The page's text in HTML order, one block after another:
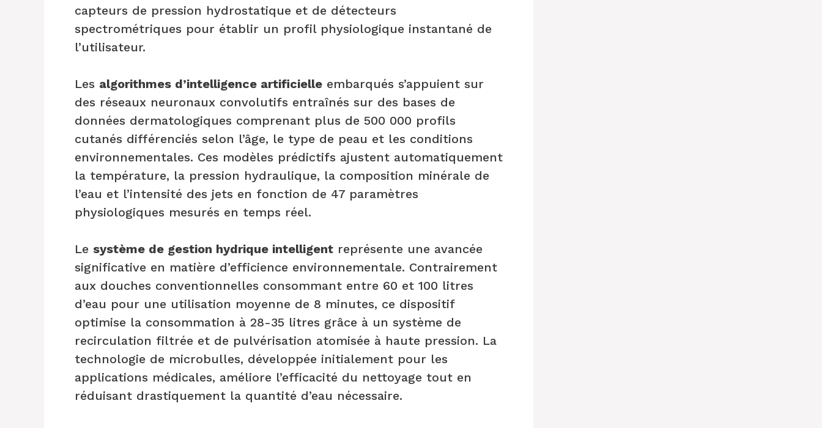
capteurs de pression hydrostatique et de détecteurs
spectrométriques pour établir un profil physiologique instantané de
l’utilisateur.
Les algorithmes d’intelligence artificielle embarqués s’appuient sur
des réseaux neuronaux convolutifs entraînés sur des bases de
données dermatologiques comprenant plus de 500 000 profils
cutanés différenciés selon l’âge, le type de peau et les conditions
environnementales. Ces modèles prédictifs ajustent automatiquement
la température, la pression hydraulique, la composition minérale de
l’eau et l’intensité des jets en fonction de 47 paramètres
physiologiques mesurés en temps réel.
Le système de gestion hydrique intelligent représente une avancée
significative en matière d’efficience environnementale. Contrairement
aux douches conventionnelles consommant entre 60 et 100 litres
d’eau pour une utilisation moyenne de 8 minutes, ce dispositif
optimise la consommation à 28-35 litres grâce à un système de
recirculation filtrée et de pulvérisation atomisée à haute pression. La
technologie de microbulles, développée initialement pour les
applications médicales, améliore l’efficacité du nettoyage tout en
réduisant drastiquement la quantité d’eau nécessaire.